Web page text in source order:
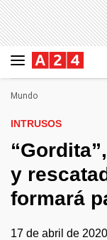
Mundo
INTRUSOS
y
formará
17 de abril de